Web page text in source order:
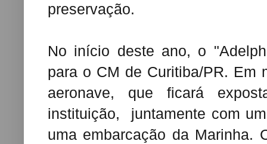
preservação.
No início deste ano, o
para o CM de Curitiba/PR. Em
aeronave, que ficará
instituição, juntamente com
uma embarcação da Marinha.